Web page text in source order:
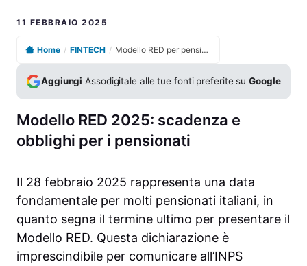
11 FEBBRAIO 2025
Home / FINTECH / Modello RED per pensionati: scadenza a febbraio e rischi per inadempienti
Aggiungi Assodigitale alle tue fonti preferite suGoogle
Modello RED 2025: scadenza e
obblighi per i pensionati
Il 28 febbraio 2025 rappresenta una data
fondamentale per molti pensionati italiani, in
quanto segna il termine ultimo per presentare il
Modello RED. Questa dichiarazione è
imprescindibile per comunicare all’INPS